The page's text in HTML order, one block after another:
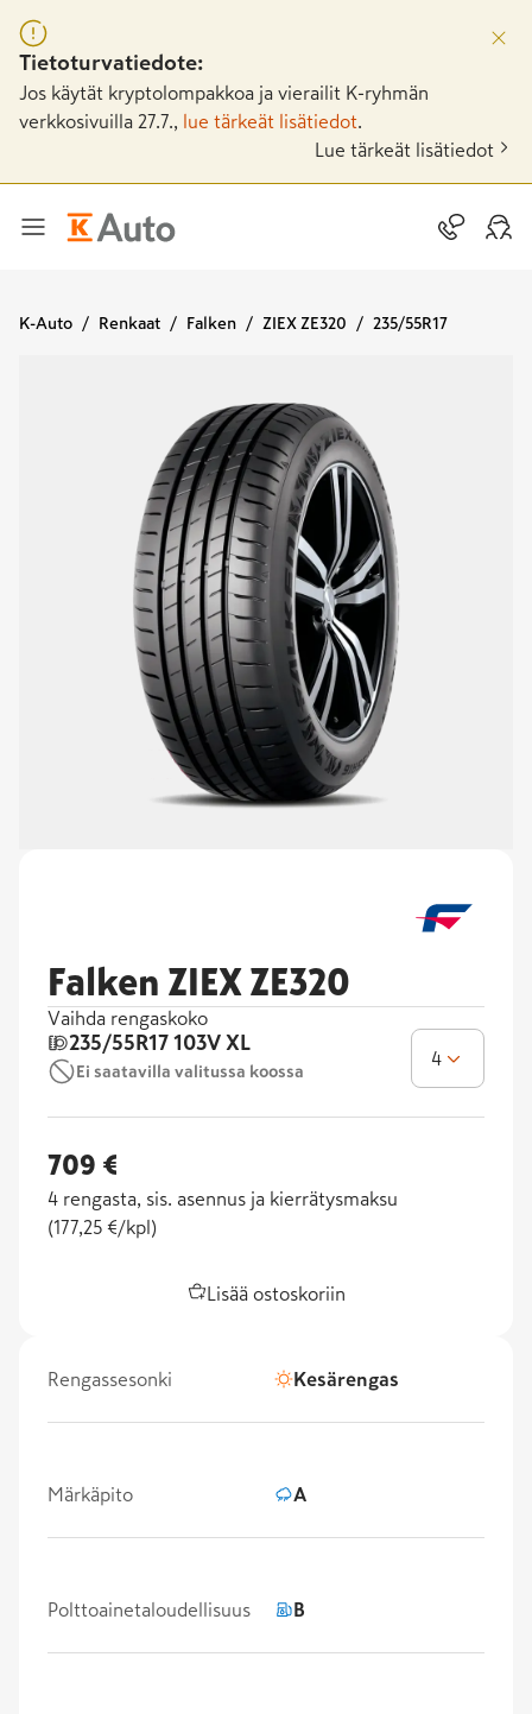
Tietoturvatiedote:
Jos käytät kryptolompakkoa ja vierailit K-ryhmän
verkkosivuilla 27.7.,
lue tärkeät lisätiedot
Lue tärkeät lisätiedot
K-Auto Renkaat Falken ZIEX ZE320 235/55R17
Falken ZIEX ZE320
Vaihda rengaskoko
235/55R17 103V XL
Ei saatavilla valitussa koossa
4
709 €
4 rengasta, sis. asennus ja kierrätysmaksu
(177,25 €/kpl )
Lisää ostoskoriin
Rengassesonki Kesärengas
Märkäpito A
Polttoainetaloudellisuus B